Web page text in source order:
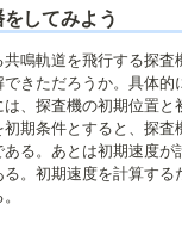
してみよう
鳴軌道を飛行する探査
きただろうか。具体的
、探査機の初期位置と
期条件とすると、探査
る。あとは初期速度が
。初期速度を計算する